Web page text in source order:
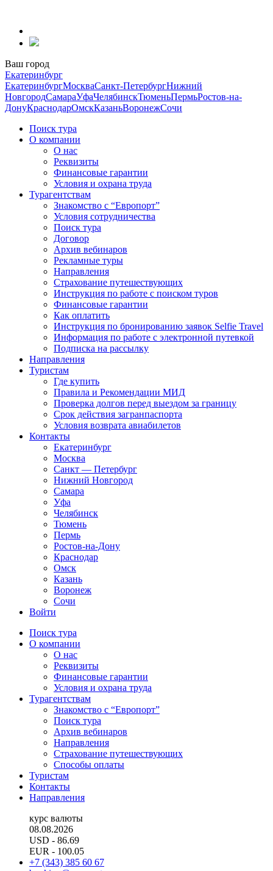
содержанию
Ваш город
Екатеринбург
ЕкатеринбургМоскваСанкт-ПетербургНижний
НовгородСамараУфаЧелябинскТюменьПермьРостов-на-
ДонуКраснодарОмскКазаньВоронежСочи
Поиск тура
О компании
О нас
Реквизиты
Финансовые гарантии
Условия и охрана труда
Турагентствам
Знакомство с “Европорт”
Условия сотрудничества
Поиск тура
Договор
Архив вебинаров
Рекламные туры
Направления
Страхование путешествующих
Инструкция по работе с поиском туров
Финансовые гарантии
Как оплатить
Инструкция по бронированию заявок Selfie Travel
Информация по работе с электронной путевкой
Подписка на рассылку
Направления
Туристам
Где купить
Правила и Рекомендации МИД
Проверка долгов перед выездом за границу
Срок действия загранпаспорта
Условия возврата авиабилетов
Контакты
Екатеринбург
Москва
Санкт — Петербург
Нижний Новгород
Самара
Уфа
Челябинск
Тюмень
Пермь
Ростов-на-Дону
Краснодар
Омск
Казань
Воронеж
Сочи
Войти
Поиск тура
О компании
О нас
Реквизиты
Финансовые гарантии
Условия и охрана труда
Турагентствам
Знакомство с “Европорт”
Поиск тура
Архив вебинаров
Направления
Страхование путешествующих
Способы оплаты
Туристам
Контакты
Направления
курс валюты
08.08.2026
USD - 86.69
EUR - 100.05
+7 (343) 385 60 67